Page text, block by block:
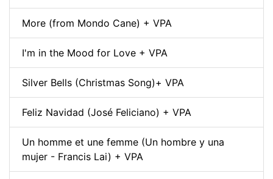
More (from Mondo Cane) + VPA
I'm in the Mood for Love + VPA
Silver Bells (Christmas Song)+ VPA
Feliz Navidad (José Feliciano) + VPA
Un homme et une femme (Un hombre y una
mujer - Francis Lai) + VPA